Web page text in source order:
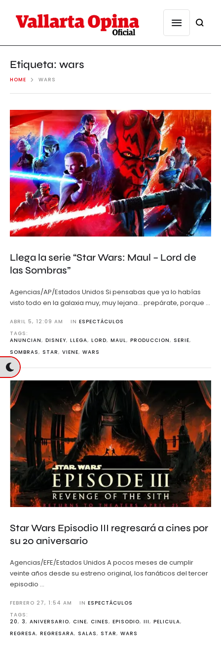
Etiqueta: wars
HOME WARS
Llega la serie “Star Wars: Maul – Lord de
las Sombras”
Agencias/AP/Estados Unidos Si pensabas que ya lo habías
visto todo en la galaxia muy, muy lejana… prepárate, porque …
ABRIL 5, 12:09 AM IN ESPECTÁCULOS
TAGS:
ANUNCIAN, DISNEY, LLEGA, LORD, MAUL, PRODUCCION, SERIE,
SOMBRAS, STAR, VIENE, WARS
Star Wars Episodio III regresará a cines por
su 20 aniversario
Agencias/EFE/Estados Unidos A pocos meses de cumplir
veinte años desde su estreno original, los fanáticos del tercer
episodio …
FEBRERO 27, 1:54 AM IN ESPECTÁCULOS
TAGS:
20, 3, ANIVERSARIO, CINE, CINES, EPISODIO, III, PELICULA,
REGRESA, REGRESARA, SALAS, STAR, WARS